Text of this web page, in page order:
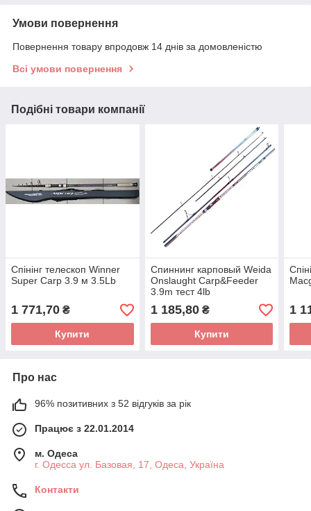
Умови повернення
Повернення товару впродовж 14 днів за домовленістю
Всі умови повернення
Подібні товари компанії
Спінінг телескоп Winner
Super Carp 3.9 м 3.5Lb
1 771,70 ₴
Купити
Спиннинг карповый Weida
Onslaught Carp&Feeder
3.9m тест 4lb
1 185,80₴
Купити
1
Про нас
96% позитивних з 52 відгуків за рік
Працює з 22.01.2014
м. Одеса
г. Одесса ул. Базовая, 17, Одеса, Україна
Контакти